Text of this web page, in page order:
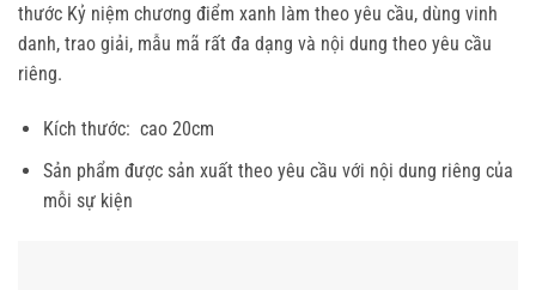
thước Kỷ niệm chương điểm xanh làm theo yêu cầu, dùng vinh
danh, trao giải, mẫu mã rất đa dạng và nội dung theo yêu cầu
riêng.
Kích thước: cao 20cm
Sản phẩm được sản xuất theo yêu cầu với nội dung riêng của
mỗi sự kiện